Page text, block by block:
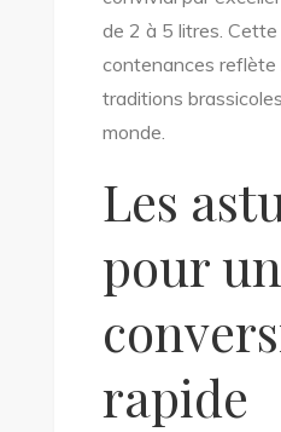
de 2 à 5 litres.
contenances reflète
traditions
monde.
Les
pour
rapide